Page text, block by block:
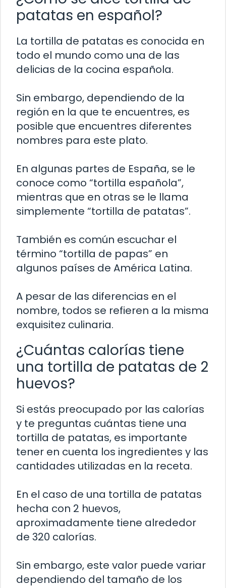
patatas en español?
La tortilla de patatas es conocida en
todo el mundo como una de las
delicias de la cocina española.
Sin embargo, dependiendo de la
región en la que te encuentres, es
posible que encuentres diferentes
nombres para este plato.
En algunas partes de España, se le
conoce como “tortilla española”,
mientras que en otras se le llama
simplemente “tortilla de patatas”.
También es común escuchar el
término “tortilla de papas” en
algunos países de América Latina.
A pesar de las diferencias en el
nombre, todos se refieren a la misma
exquisitez culinaria.
¿Cuántas calorías tiene
una tortilla de patatas de 2
huevos?
Si estás preocupado por las calorías
y te preguntas cuántas tiene una
tortilla de patatas, es importante
tener en cuenta los ingredientes y las
cantidades utilizadas en la receta.
En el caso de una tortilla de patatas
hecha con 2 huevos,
aproximadamente tiene alrededor
de 320 calorías.
Sin embargo, este valor puede variar
dependiendo del tamaño de los